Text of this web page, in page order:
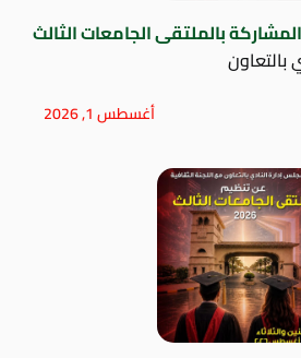
بالملتقى الجامعات الثالث
بالتعاون
أغسطس 1, 2026